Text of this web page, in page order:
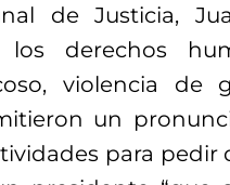
de Justicia,
los derechos
violencia de
un
para pedir